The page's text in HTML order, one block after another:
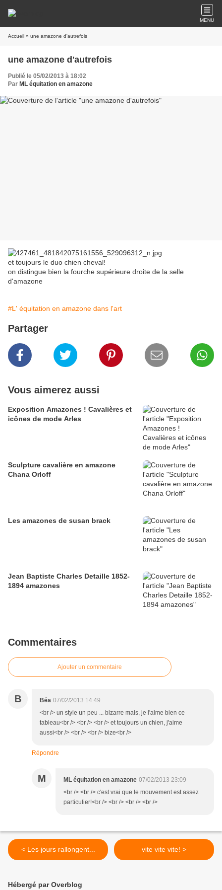
MENU
Accueil » une amazone d'autrefois
une amazone d'autrefois
Publié le 05/02/2013 à 18:02
Par ML équitation en amazone
et toujours le duo chien cheval!
on distingue bien la fourche supérieure droite de la selle
d'amazone
#L' équitation en amazone dans l'art
Partager
Vous aimerez aussi
Exposition Amazones ! Cavalières et
icônes de mode Arles
Sculpture cavalière en amazone
Chana Orloff
Les amazones de susan brack
Jean Baptiste Charles Detaille 1852-
1894 amazones
Commentaires
Ajouter un commentaire
B Béa 07/02/2013 14:49
<br /> un style un peu ... bizarre mais, je l'aime bien ce
tableau<br /> <br /> <br /> et toujours un chien, j'aime
aussi<br /> <br /> <br /> bize<br />
Répondre
M ML équitation en amazone 07/02/2013 23:09
<br /> <br /> c'est vrai que le mouvement est assez
particulier!<br /> <br /> <br /> <br />
< Les jours rallongent... vite vite vite! >
Hébergé par Overblog